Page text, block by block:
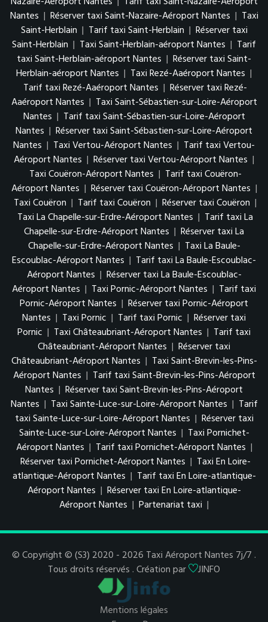
Nantes | Réserver taxi Saint-Nazaire-Aéroport Nantes | Taxi
Saint-Herblain | Tarif taxi Saint-Herblain | Réserver taxi
Saint-Herblain | Taxi Saint-Herblain-aéroport Nantes | Tarif
taxi Saint-Herblain-aéroport Nantes | Réserver taxi Saint-
Herblain-aéroport Nantes | Taxi Rezé-Aaéroport Nantes |
Tarif taxi Rezé-Aaéroport Nantes | Réserver taxi Rezé-
Aaéroport Nantes | Taxi Saint-Sébastien-sur-Loire-Aéroport
Nantes | Tarif taxi Saint-Sébastien-sur-Loire-Aéroport
Nantes | Réserver taxi Saint-Sébastien-sur-Loire-Aéroport
Nantes | Taxi Vertou-Aéroport Nantes | Tarif taxi Vertou-
Aéroport Nantes | Réserver taxi Vertou-Aéroport Nantes |
Taxi Couëron-Aéroport Nantes | Tarif taxi Couëron-
Aéroport Nantes | Réserver taxi Couëron-Aéroport Nantes |
Taxi Couëron | Tarif taxi Couëron | Réserver taxi Couëron |
Taxi La Chapelle-sur-Erdre-Aéroport Nantes | Tarif taxi La
Chapelle-sur-Erdre-Aéroport Nantes | Réserver taxi La
Chapelle-sur-Erdre-Aéroport Nantes | Taxi La Baule-
Escoublac-Aéroport Nantes | Tarif taxi La Baule-Escoublac-
Aéroport Nantes | Réserver taxi La Baule-Escoublac-
Aéroport Nantes | Taxi Pornic-Aéroport Nantes | Tarif taxi
Pornic-Aéroport Nantes | Réserver taxi Pornic-Aéroport
Nantes | Taxi Pornic | Tarif taxi Pornic | Réserver taxi
Pornic | Taxi Châteaubriant-Aéroport Nantes | Tarif taxi
Châteaubriant-Aéroport Nantes | Réserver taxi
Châteaubriant-Aéroport Nantes | Taxi Saint-Brevin-les-Pins-
Aéroport Nantes | Tarif taxi Saint-Brevin-les-Pins-Aéroport
Nantes | Réserver taxi Saint-Brevin-les-Pins-Aéroport
Nantes | Taxi Sainte-Luce-sur-Loire-Aéroport Nantes | Tarif
taxi Sainte-Luce-sur-Loire-Aéroport Nantes | Réserver taxi
Sainte-Luce-sur-Loire-Aéroport Nantes | Taxi Pornichet-
Aéroport Nantes | Tarif taxi Pornichet-Aéroport Nantes |
Réserver taxi Pornichet-Aéroport Nantes | Taxi En Loire-
atlantique-Aéroport Nantes | Tarif taxi En Loire-atlantique-
Aéroport Nantes | Réserver taxi En Loire-atlantique-
Aéroport Nantes | Partenariat taxi |
© Copyright © (S3) 2020 - 2026 Taxi Aéroport Nantes 7j/7 .
Tous droits réservés . Création par
JINFO
Mentions légales